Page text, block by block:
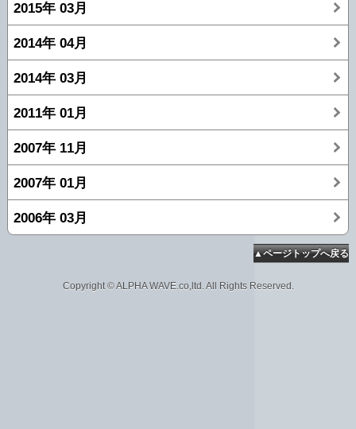
2015年 03月
2014年 04月
2014年 03月
2011年 01月
2007年 11月
2007年 01月
2006年 03月
▲ページトップへ戻る
Copyright © ALPHA WAVE.co,ltd. All Rights Reserved.